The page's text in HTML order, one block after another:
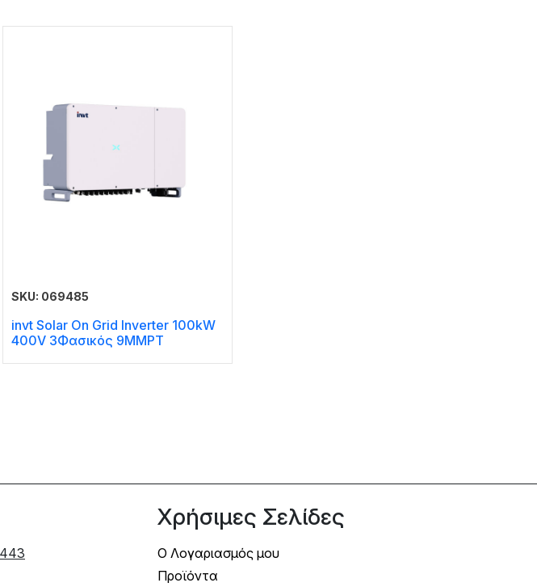
SKU: 069485
invt Solar On Grid Inverter 100kW
400V 3Φασικός 9MMPT
Χρήσιμες Σελίδες
Ο Λογαριασμός μου
Προϊόντα